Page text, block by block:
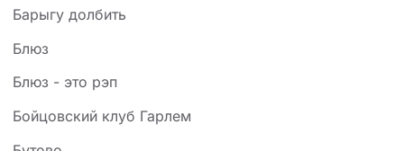
Барыгу долбить
Блюз
Блюз - это рэп
Бойцовский клуб Гарлем